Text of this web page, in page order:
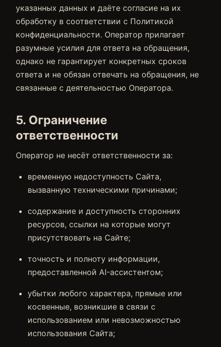
указанных данных и даёте согласие на их
обработку в соответствии с Политикой
конфиденциальности. Оператор прилагает
разумные усилия для ответа на обращения,
однако не гарантирует конкретных сроков
ответа и не обязан отвечать на обращения, не
связанные с деятельностью Оператора.
5. Ограничение
ответственности
Оператор не несёт ответственности за:
временную недоступность Сайта,
вызванную техническими причинами;
содержание и доступность сторонних
ресурсов, ссылки на которые могут
присутствовать на Сайте;
точность и полноту информации,
предоставленной AI-ассистентом;
убытки любого характера, прямые или
косвенные, возникшие в связи с
использованием или невозможностью
использования Сайта;